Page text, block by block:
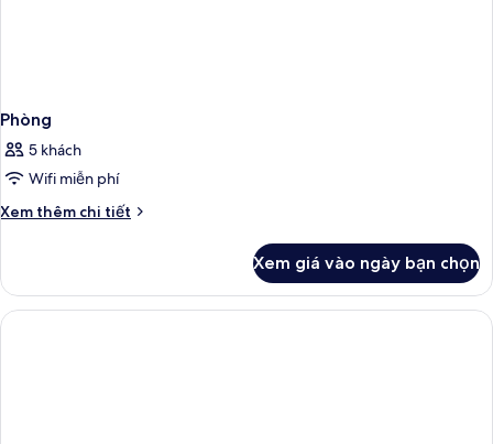
Phòng
5 khách
Wifi miễn phí
Xem thêm chi tiết
Chi
Phòng
Xem giá vào ngày bạn chọn